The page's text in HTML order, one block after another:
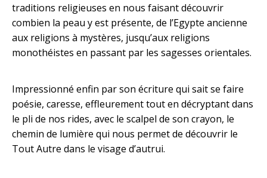
traditions religieuses en nous faisant découvrir
combien la peau y est présente, de l’Egypte ancienne
aux religions à mystères, jusqu’aux religions
monothéistes en passant par les sagesses orientales.
Impressionné enfin par son écriture qui sait se faire
poésie, caresse, effleurement tout en décryptant dans
le pli de nos rides, avec le scalpel de son crayon, le
chemin de lumière qui nous permet de découvrir le
Tout Autre dans le visage d’autrui.